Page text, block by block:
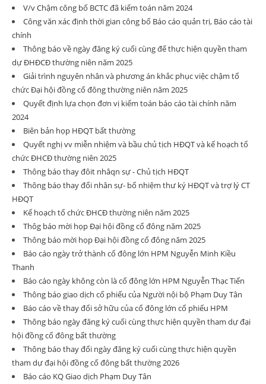
V/v Chậm công bố BCTC đã kiểm toán năm 2024
Công văn xác định thời gian công bố Báo cáo quản trị, Báo cáo tài
chính
Thông báo về ngày đăng ký cuối cùng để thực hiện quyền tham
dự ĐHĐCĐ thường niên năm 2025
Giải trình nguyên nhân và phương án khắc phục việc chậm tổ
chức Đại hội đồng cổ đông thường niên năm 2025
Quyết định lựa chọn đơn vị kiểm toán báo cáo tài chính năm
2024
Biên bản họp HĐQT bất thường
Quyết nghị vv miễn nhiệm và bầu chủ tịch HĐQT và kế hoạch tổ
chức ĐHCĐ thường niên 2025
Thông báo thay đôit nhâqn sự - Chủ tịch HĐQT
Thông báo thay đổi nhân sự- bổ nhiệm thư ký HĐQT và trợ lý CT
HĐQT
Kế hoạch tổ chức ĐHCĐ thường niên năm 2025
Thôg báo mời họp Đại hội đồng cổ đông năm 2025
Thông báo mời họp Đại hội đồng cổ đông năm 2025
Báo cáo ngày trở thành cổ đông lớn HPM Nguyễn Minh Kiều
Thanh
Báo cáo ngày không còn là cổ đông lớn HPM Nguyễn Thạc Tiến
Thông báo giao dịch cổ phiếu của Người nội bộ Phạm Duy Tân
Báo cáo về thay đổi sở hữu của cổ đông lớn cổ phiếu HPM
Thông báo ngày đăng ký cuối cùng thực hiện quyền tham dự đại
hội đồng cổ đông bất thường
Thông báo thay đổi ngày đăng ký cuối cùng thực hiện quyền
tham dự đại hội đồng cổ đông bất thường 2026
Báo cáo KQ Giao dịch Phạm Duy Tân